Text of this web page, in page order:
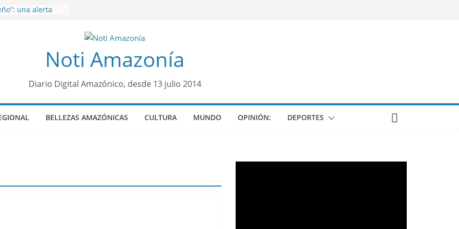
una alerta
encontrados
de Alison,
sensación de
Colo de Chile
Noti Amazonía
Diario Digital Amazónico, desde 13 julio 2014
BELLEZAS AMAZÓNICAS CULTURA MUNDO OPINIÓN: DEPORTES